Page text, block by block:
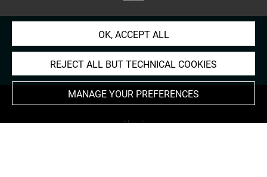
About
OK, ACCEPT ALL
REJECT ALL BUT TECHNICAL COOKIES
MANAGE YOUR PREFERENCES